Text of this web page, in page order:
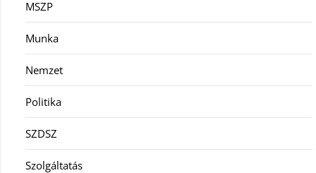
MSZP
Munka
Nemzet
Politika
SZDSZ
Szolgáltatás